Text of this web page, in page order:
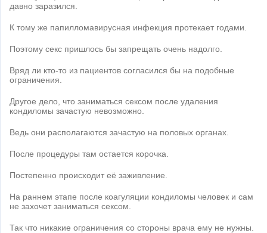
давно заразился.
К тому же папилломавирусная инфекция протекает годами.
Поэтому секс пришлось бы запрещать очень надолго.
Вряд ли кто-то из пациентов согласился бы на подобные
ограничения.
Другое дело, что заниматься сексом после удаления
кондиломы зачастую невозможно.
Ведь они располагаются зачастую на половых органах.
После процедуры там остается корочка.
Постепенно происходит её заживление.
На раннем этапе после коагуляции кондиломы человек и сам
не захочет заниматься сексом.
Так что никакие ограничения со стороны врача ему не нужны.